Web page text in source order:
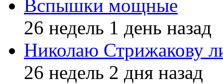
Вспышки мощные
26 недель 1 день назад
Николаю Стрижакову
26 недель 2 дня назад